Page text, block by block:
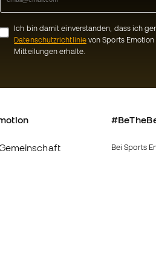
Ich bin damit einverstanden, dass ich
Datenschutzrichtlinievon Sports
Mitteilungen erhalte.
Bei Sports